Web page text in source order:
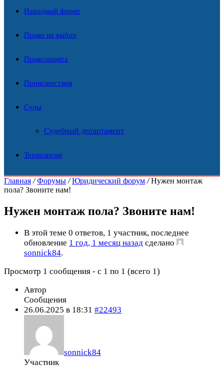
Народный фронт
Право на выбор
Правозащита
Происшествия
Суды
Судебный департамент
Технологии
Главная / Форумы / Юридический форум / Нужен монтаж
пола? Звоните нам!
Нужен монтаж пола? Звоните нам!
В этой теме 0 ответов, 1 участник, последнее
обновление 1 год, 1 месяц назад сделано
sonnick84.
Просмотр 1 сообщения - с 1 по 1 (всего 1)
Автор
Сообщения
26.06.2025 в 18:31 #22493
sonnick84
Участник